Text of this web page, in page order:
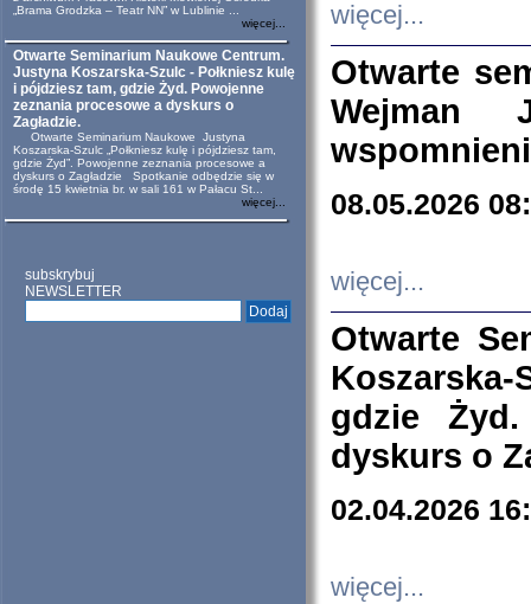
„Brama Grodzka – Teatr NN” w Lublinie ...
więcej...
Otwarte Seminarium Naukowe Centrum.
Justyna Koszarska-Szulc - Połkniesz kulę
i pójdziesz tam, gdzie Żyd. Powojenne
zeznania procesowe a dyskurs o
Zagładzie.
Otwarte Seminarium Naukowe Justyna
Koszarska-Szulc „Połkniesz kulę i pójdziesz tam,
gdzie Żyd”. Powojenne zeznania procesowe a
dyskurs o Zagładzie Spotkanie odbędzie się w
środę 15 kwietnia br. w sali 161 w Pałacu St...
więcej...
subskrybuj
NEWSLETTER
więcej...
Otwarte
Wejman
08.05.2026
więcej...
Otwarte
Koszarska-
gdzie
dyskurs o
02.04.2026
więcej...